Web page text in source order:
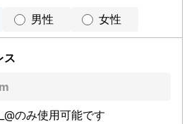
男性 女性
ス
のみ使用可能です